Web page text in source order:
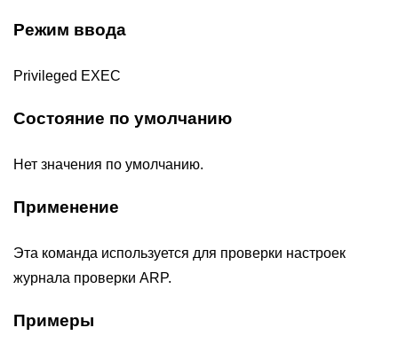
Режим ввода
Privileged EXEC
Состояние по умолчанию
Нет значения по умолчанию.
Применение
Эта команда используется для проверки настроек
журнала проверки ARP.
Примеры